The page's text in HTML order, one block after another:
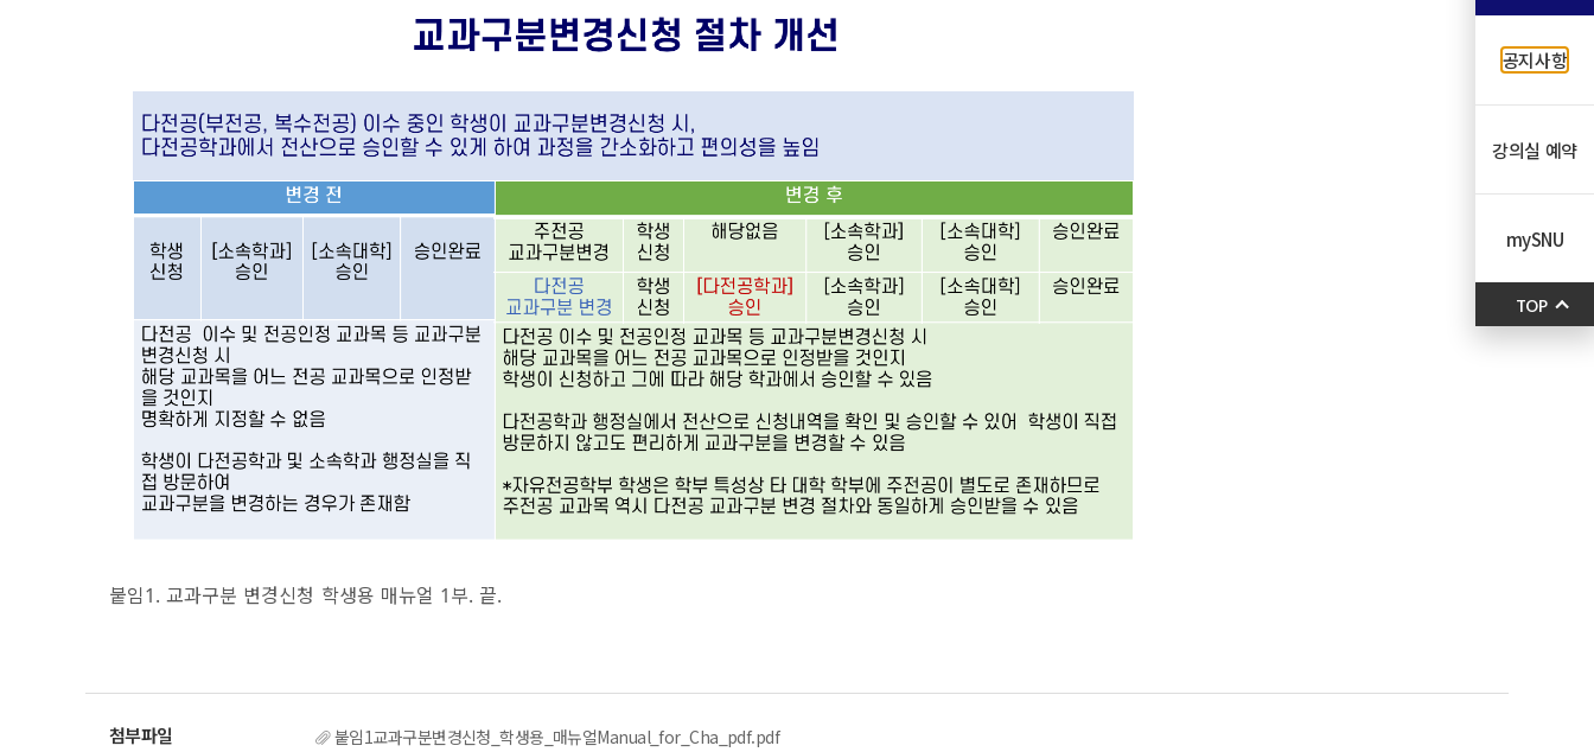
붙임1. 교과구분 변경신청 학생용 매뉴얼 1부. 끝.
붙임1교과구분변경신청_학생용_매뉴얼Manual_for_Cha_pdf.pdf
공지사항
강의실 예약
mySNU
TOP